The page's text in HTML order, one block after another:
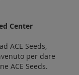
Center
ACE Seeds,
per dare
ACE Seeds.